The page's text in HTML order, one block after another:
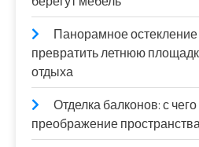
Панорамное остекление
превратить летнюю
отдыха
Отделка балконов: с
преображение